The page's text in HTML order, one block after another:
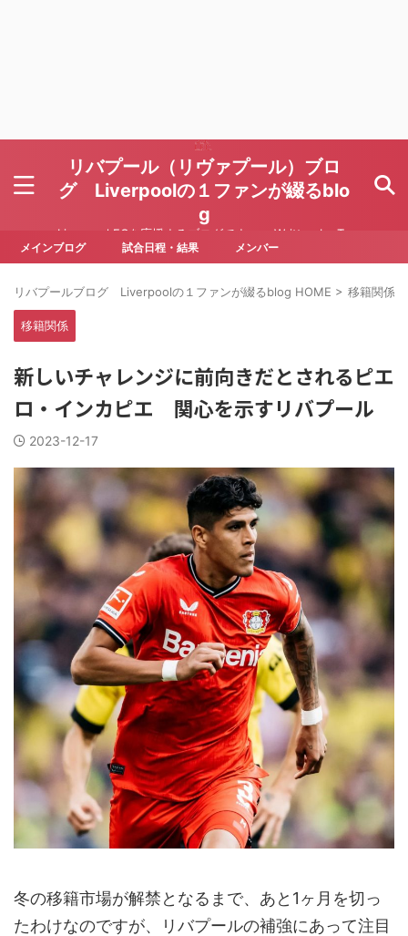
リバプール（リヴァプール）ブロ
グ Liverpoolの１ファンが綴るblo
g
Liverpool FCを応援するブログです Written by To
ru Yoda
メインブログ 試合日程・結果 メンバー
リバプールブログ Liverpoolの１ファンが綴るblog HOME > 移籍関係
移籍関係
新しいチャレンジに前向きだとされるピエ
ロ・インカピエ 関心を示すリバプール
2023-12-17
冬の移籍市場が解禁となるまで、あと1ヶ月を切っ
たわけなのですが、リバプールの補強にあって注目